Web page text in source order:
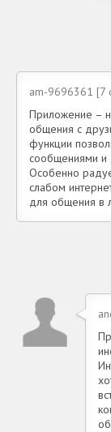
am-9696361 [7
Приложение –
общения с
функции
сообщениями и
Особенно
слабом
для общения